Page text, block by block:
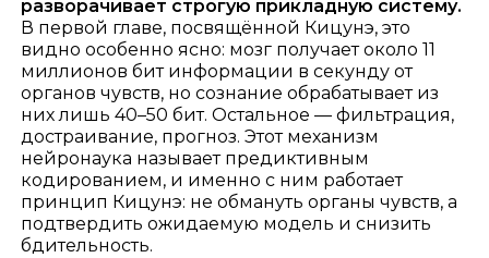
разворачивает строгую прикладную систему.
В первой главе, посвящённой Кицунэ, это
видно особенно ясно: мозг получает около 11
миллионов бит информации в секунду от
органов чувств, но сознание обрабатывает из
них лишь 40–50 бит. Остальное — фильтрация,
достраивание, прогноз. Этот механизм
нейронаука называет предиктивным
кодированием, и именно с ним работает
принцип Кицунэ: не обмануть органы чувств, а
подтвердить ожидаемую модель и снизить
бдительность.